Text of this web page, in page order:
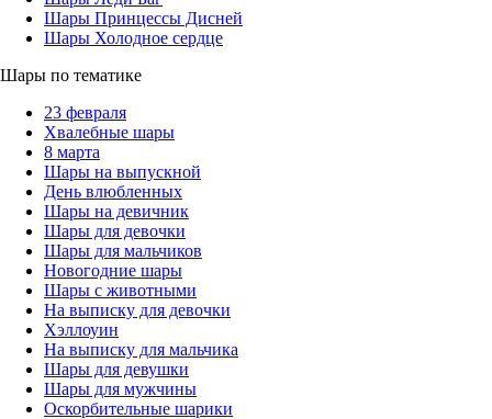
Шары Принцессы Дисней
Шары Холодное сердце
Шары по тематике
23 февраля
Хвалебные шары
8 марта
Шары на выпускной
День влюбленных
Шары на девичник
Шары для девочки
Шары для мальчиков
Новогодние шары
Шары с животными
На выписку для девочки
Хэллоуин
На выписку для мальчика
Шары для девушки
Шары для мужчины
Оскорбительные шарики